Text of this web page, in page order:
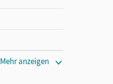
Mehr anzeigen